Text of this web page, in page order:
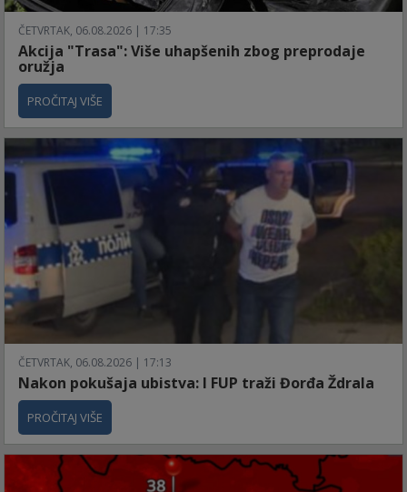
ČETVRTAK, 06.08.2026 | 17:35
Akcija "Trasa": Više uhapšenih zbog preprodaje
oružja
PROČITAJ VIŠE
ČETVRTAK, 06.08.2026 | 17:13
Nakon pokušaja ubistva: I FUP traži Đorđa Ždrala
PROČITAJ VIŠE